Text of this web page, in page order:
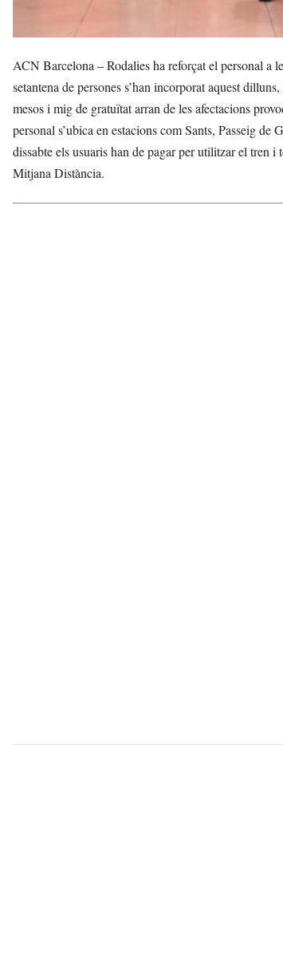
ACN Barcelona – Rodalies ha reforçat el personal a
setantena de persones s’han incorporat aquest
mesos i mig de gratuïtat arran de les afectacions
personal s’ubica en estacions com Sants, Passeig
dissabte els usuaris han de pagar per utilitzar el tren
Mitjana Distància.